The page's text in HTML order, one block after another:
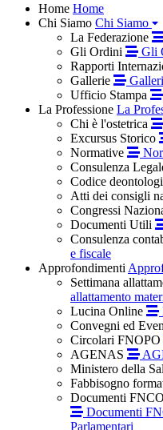
Home Home
Chi Siamo Chi Siamo
La Federazione
Gli Ordini
Gli
Rapporti
Gallerie
Ufficio Stampa
La Professione La
Chi è l'ostetrica
Excursus Storico
Normative
Consulenza
Codice
Atti dei consigli
Congressi
Documenti Utili
Consulenza
e fiscale
Approfondimenti
Settimana
allattamento
Lucina Online
Convegni ed
Circolari FNOPO
AGENAS
Ministero della
Fabbisogno
Documenti
Documenti
Parlamentari